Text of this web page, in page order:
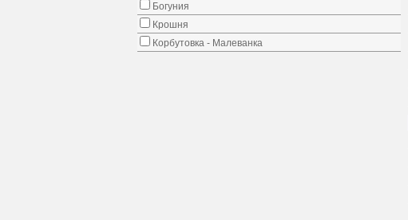
Богуния
Крошня
Корбутовка - Малеванка